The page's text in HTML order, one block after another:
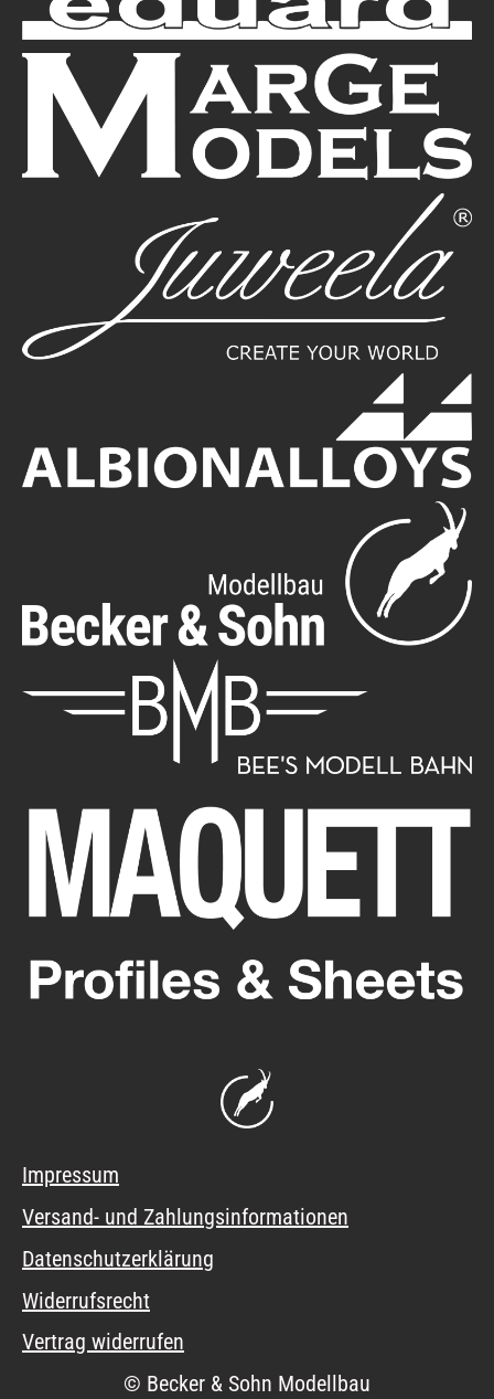
Impressum
Versand- und Zahlungsinformationen
Datenschutzerklärung
Widerrufsrecht
Vertrag widerrufen
© Becker & Sohn Modellbau